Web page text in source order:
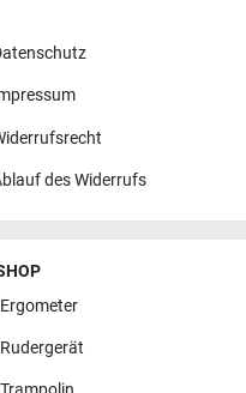
des Widerrufs
Ergometer
Rudergerät